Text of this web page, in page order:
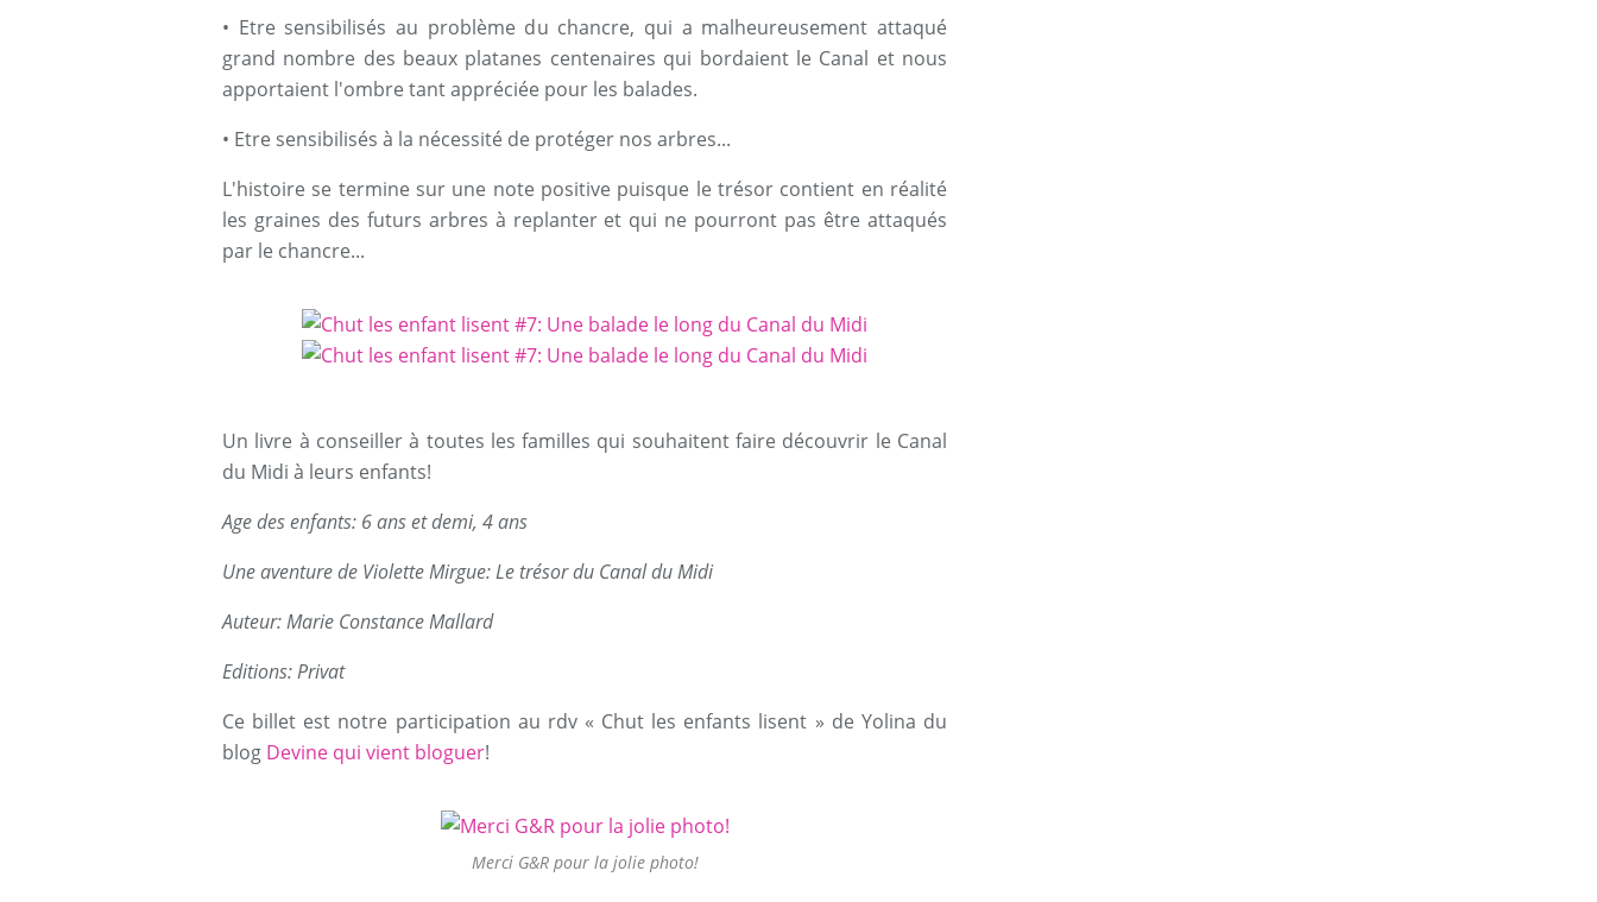
• Etre sensibilisés au problème du chancre, qui a malheureusement attaqué
grand nombre des beaux platanes centenaires qui bordaient le Canal et nous
apportaient l'ombre tant appréciée pour les balades.
• Etre sensibilisés à la nécessité de protéger nos arbres...
L'histoire se termine sur une note positive puisque le trésor contient en réalité
les graines des futurs arbres à replanter et qui ne pourront pas être attaqués
par le chancre...
Un livre à conseiller à toutes les familles qui souhaitent faire découvrir le Canal
du Midi à leurs enfants!
Age des enfants: 6 ans et demi, 4 ans
Une aventure de Violette Mirgue: Le trésor du Canal du Midi
Auteur: Marie Constance Mallard
Editions: Privat
Ce billet est notre participation au rdv « Chut les enfants lisent » de Yolina du
blog Devine qui vient bloguer!
Merci G&R pour la jolie photo!